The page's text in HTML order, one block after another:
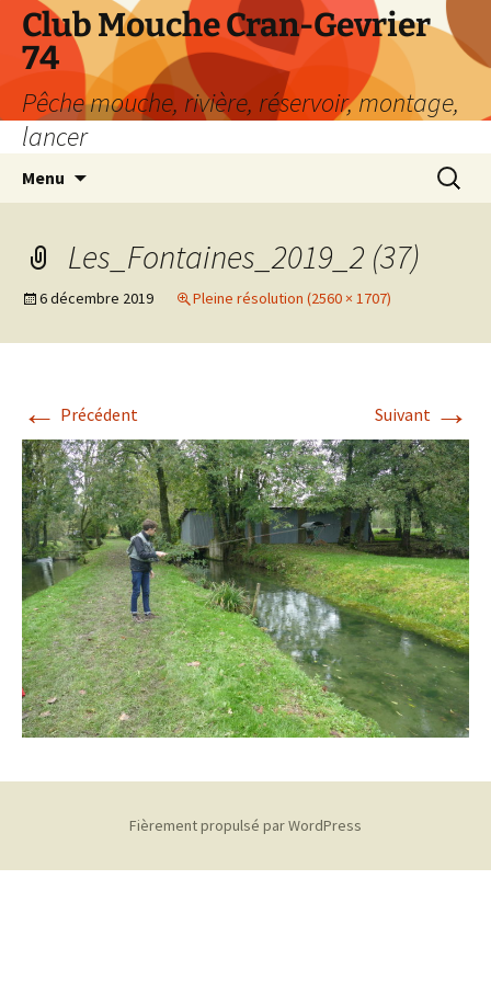
Aller
contenu
Club Mouche Cran-Gevrier
74
Pêche mouche, rivière, réservoir, montage,
lancer
Menu
Les_Fontaines_2019_2 (37)
6 décembre 2019 Pleine résolution (2560 × 1707)
← Précédent Suivant →
Fièrement propulsé par WordPress